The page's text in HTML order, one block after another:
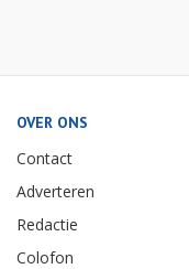
OVER ONS
Contact
Adverteren
Redactie
Colofon